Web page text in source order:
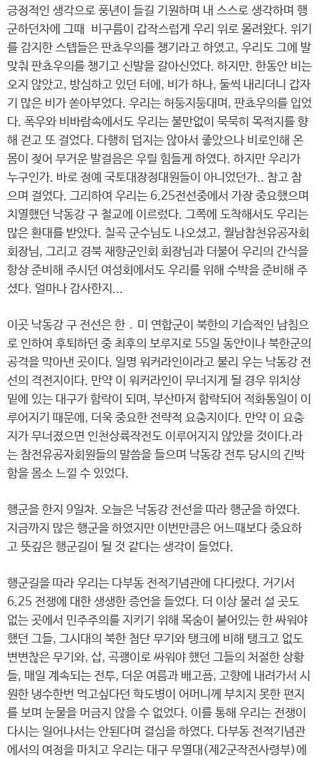
긍정적인 생각으로 풍년이 들길 기원하며 내 스스로 생각하며 행
군하던차에 그때 비구름이 갑작스럽게 우리 위로 몰려왔다. 위기
를 감지한 스텝들은 판쵸우의를 챙기라고 하였고, 우리도 그에 발
맞춰 판쵸우의를 챙기고 신발을 갈아신었다. 하지만. 한동안 비는
오지 않았고, 방심하고 있던 터에, 비가 하나, 둘씩 내리더니 갑자
기 많은 비가 쏟아부었다. 우리는 허둥지둥대며, 판쵸우의를 입었
다. 폭우와 비바람속에서도 우리는 불만없이 묵묵히 목적지를 향
해 걷고 또 걸었다. 다행히 덥지는 않아서 좋았으나 비로인해 온
몸이 젖어 무거운 발걸음은 우릴 힘들게 하였다. 하지만 우리가
누구인가. 바로 정예 국토대장정대원들이 아니었던가.. 참고 참
으며 걸었다. 그리하여 우리는 6.25전선중에서 가장 중요했으며
치열했던 낙동강 구 철교에 이르렀다. 그쪽에 도착해서도 우리는
많은 환대를 받았다. 칠곡 군수님도 나오셨고, 월남참천유공자회
회장님, 그리고 경북 재향군인회 회장님과 더불어 우리의 간식을
항상 준비해 주시던 여성회에서도 우리를 위해 수박을 준비해 주
셨다. 얼마나 감사한지...
이곳 낙동강 구 전선은 한 ․ 미 연합군이 북한의 기습적인 남침으
로 인하여 후퇴하던 중 최후의 보루지로 55일 동안이나 북한군의
공격을 막아낸 곳이다. 일명 워커라인이라고 불리 우는 낙동강 전
선의 격전지이다. 만약 이 워커라인이 무너지게 될 경우 위치상
밑에 있는 대구가 함락이 되며, 부산마저 함락되어 적화통일이 이
루어지기 때문에, 더욱 중요한 전략적 요충지이다. 만약 이 요충
지가 무너졌으면 인천상륙작전도 이루어지지 않았을 것이다.라
는 참전유공자회원들의 말씀을 들으며 낙동강 전투 당시의 긴박
함을 몸소 느낄 수 있었다.
행군을 한지 9일차. 오늘은 낙동강 전선을 따라 행군을 하였다.
지금까지 많은 행군을 하였지만 이번만큼은 어느때보다 중요하
고 뜻깊은 행군길이 될 것 같다는 생각이 들었다.
행군길을 따라 우리는 다부동 전적기념관에 다다랐다. 거기서
6.25 전쟁에 대한 생생한 증언을 들었다. 더 이상 물러 설 곳도
없는 곳에서 민주주의를 지키기 위해 목숨이 붙어있는 한 싸워야
했던 그들, 그시대의 북한 첨단 무기와 탱크에 비해 탱크고 없도
변변찮은 무기와, 삽, 곡괭이로 싸워야 했던 그들의 처절한 상황
들, 매일 계속되는 전투, 더운 여름과 배고픔, 고향에 내려가서 시
원한 냉수한번 먹고싶다던 학도병이 어머니께 부치지 못한 편지
를 보며 눈물을 머금지 않을 수 없었다. 이를 통해 우리는 전쟁이
다시는 일어나서는 안된다며 결심을 하였다. 다부동 전적기념관
에서의 여정을 마치고 우리는 대구 무열대(제2군작전사령부)에